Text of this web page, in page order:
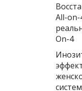
All-on-
On-4